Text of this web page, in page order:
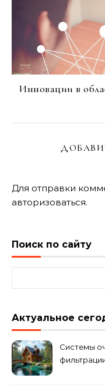
Инновации в
Для отправки
авторизоваться.
Поиск по сайту
Актуальное
Системы